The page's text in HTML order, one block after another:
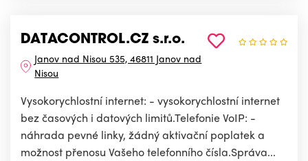
DATACONTROL.CZ s.r.o.
Janov nad Nisou 535, 46811 Janov nad
Nisou
Vysokorychlostní internet: - vysokorychlostní internet
bez časových i datových limitů.Telefonie VoIP: -
náhrada pevné linky, žádný aktivační poplatek a
možnost přenosu Vašeho telefonního čísla.Správa...